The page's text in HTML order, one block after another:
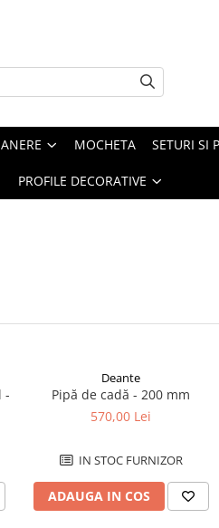
MOCHETA SETURI SI
PROFILE DECORATIVE
-
Deante
Pipă de cadă - 200 mm
570,00 Lei
IN STOC FURNIZOR
ADAUGA IN COS